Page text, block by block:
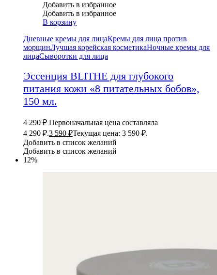
Добавить в избранное
Добавить в избранное
В корзину
Дневные кремы для лицаКремы для лица против
морщинЛучшая корейская косметикаНочные кремы для
лицаСыворотки для лица
Эссенция BLITHE для глубокого
питания кожи «8 питательных бобов»,
150 мл.
4 290₽ Первоначальная цена составляла
4 290 ₽.3 590 ₽Текущая цена: 3 590 ₽.
Добавить в список желаний
Добавить в список желаний
12%